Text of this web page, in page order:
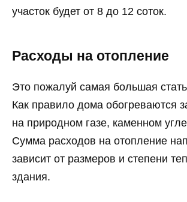
участок будет от 8 до 12 соток.
Расходы на отопление
Это пожалуй самая большая
Как правило дома обогреваются
на природном газе, каменном
Сумма расходов на отопление
зависит от размеров и степени
здания.